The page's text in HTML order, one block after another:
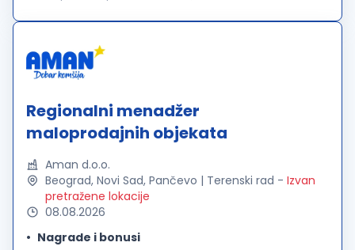
"POSLOVOĐAMALOPRODAJNOG...
Regionalni menadžer
maloprodajnih objekata
Aman d.o.o.
Beograd, Novi Sad, Pančevo | Terenski rad - Izvan
pretražene lokacije
08.08.2026
Nagrade i bonusi